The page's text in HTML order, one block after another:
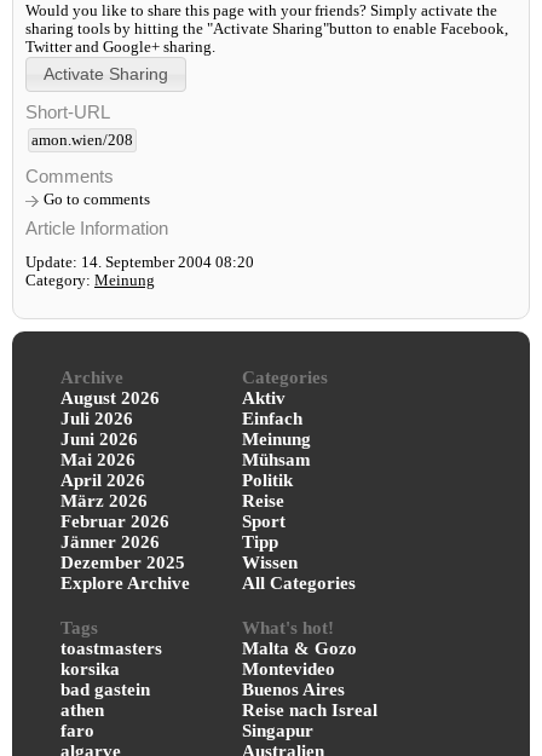
Would you like to share this page with your friends? Simply activate the
sharing tools by hitting the "Activate Sharing"button to enable Facebook,
Twitter and Google+ sharing.
Short-URL
amon.wien/208
Comments
Go to comments
Article Information
Update: 14. September 2004 08:20
Category: Meinung
Archive
August 2026
Juli 2026
Juni 2026
Mai 2026
April 2026
März 2026
Februar 2026
Jänner 2026
Dezember 2025
Explore Archive
Categories
Aktiv
Einfach
Meinung
Mühsam
Politik
Reise
Sport
Tipp
Wissen
All Categories
Tags
toastmasters
korsika
bad gastein
athen
faro
algarve
What's hot!
Malta & Gozo
Montevideo
Buenos Aires
Reise nach Isreal
Singapur
Australien